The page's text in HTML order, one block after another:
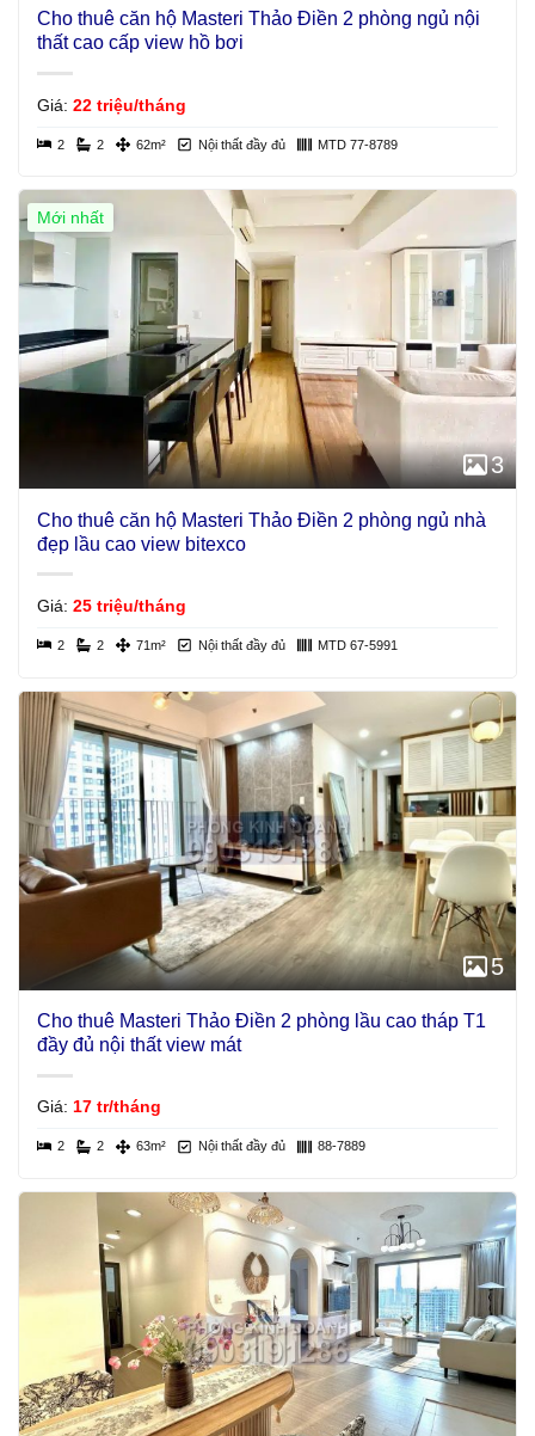
Cho thuê căn hộ Masteri Thảo Điền 2 phòng ngủ nội
thất cao cấp view hồ bơi
Giá: 22 triệu/tháng
2 2 62m² Nội thất đầy đủ MTD 77-8789
Mới nhất
3
Cho thuê căn hộ Masteri Thảo Điền 2 phòng ngủ nhà
đẹp lầu cao view bitexco
Giá: 25 triệu/tháng
2 2 71m² Nội thất đầy đủ MTD 67-5991
5
Cho thuê Masteri Thảo Điền 2 phòng lầu cao tháp T1
đầy đủ nội thất view mát
Giá: 17 tr/tháng
2 2 63m² Nội thất đầy đủ 88-7889